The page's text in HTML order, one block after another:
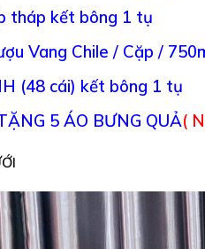
tháp kết bông 1 tụ
Vang Chile / Cặp /
(48 cái) kết bông 1 tụ
5 ÁO BƯNG QUẢ(